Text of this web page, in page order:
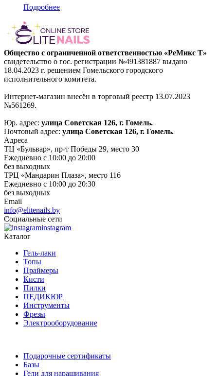
Подробнее
Общество с ограниченной ответственностью «РеМикс Т»
свидетельство о гос. регистрации №491381887 выдано
18.04.2023 г. решением Гомельского городского
исполнительного комитета.
Интернет-магазин внесён в торговый реестр 13.07.2023
№561269.
Юр. адрес: улица Советская 126, г. Гомель.
Почтовый адрес: улица Советская 126, г. Гомель.
Адреса
ТЦ «Бульвар», пр-т Победы 29, место 30
Ежедневно с 10:00 до 20:00
без выходных
ТРЦ «Мандарин Плаза», место 116
Ежедневно с 10:00 до 20:30
без выходных
Email
info@elitenails.by
Социальные сети
instagram
Каталог
Гель-лаки
Топы
Праймеры
Кисти
Пилки
ПЕДИКЮР
Инструменты
Фрезы
Электрооборудование
Подарочные сертификаты
Базы
Гели для наращивания